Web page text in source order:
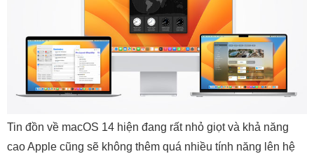
Tin đồn về macOS 14 hiện đang rất nhỏ giọt và khả năng
cao Apple cũng sẽ không thêm quá nhiều tính năng lên hệ